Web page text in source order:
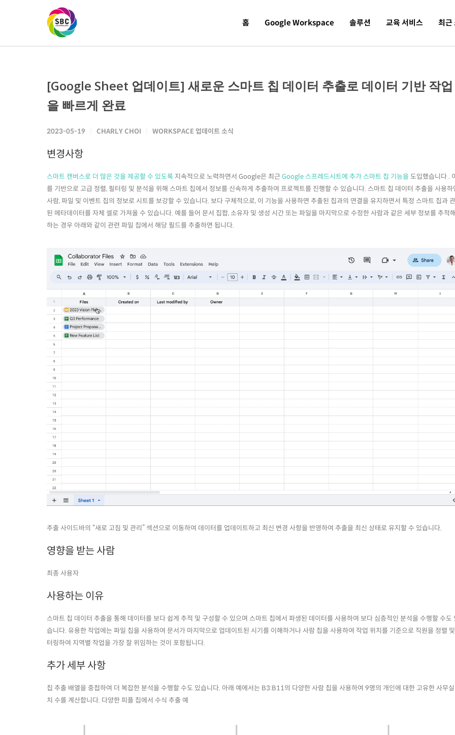
홈 Google Workspace 솔루션 교육 서비스 최근
[Google Sheet 업데이트] 새로운 스마트 칩 데이터 추출로 데이터 기반 작업
을 빠르게 완료
2023-05-19 CHARLY CHOI WORKSPACE 업데이트 소식
변경사항
스마트 캔버스로 더 많은 것을 제공할 수 있도록 지속적으로 노력하면서 Google은 최근 Google 스프레드시트에 추가 스마트 칩 기능을 도입했습니다 .
를 기반으로 고급 정렬, 필터링 및 분석을 위해 스마트 칩에서 정보를 신속하게 추출하여 프로젝트를 진행할 수 있습니다. 스마트 칩 데이터 추출을 사용하
사람, 파일 및 이벤트 칩의 정보로 시트를 보강할 수 있습니다. 보다 구체적으로, 이 기능을 사용하면 추출된 칩과의 연결을 유지하면서 특정 스마트 칩과
된 메타데이터를 자체 셀로 가져올 수 있습니다. 예를 들어 문서 집합, 소유자 및 생성 시간 또는 파일을 마지막으로 수정한 사람과 같은 세부 정보를 추적
하는 경우 아래와 같이 관련 파일 칩에서 해당 필드를 추출하면 됩니다.
추출 사이드바의 “새로 고침 및 관리” 섹션으로 이동하여 데이터를 업데이트하고 최신 변경 사항을 반영하여 추출을 최신 상태로 유지할 수 있습니다.
영향을 받는 사람
최종 사용자
사용하는 이유
스마트 칩 데이터 추출을 통해 데이터를 보다 쉽게 ​​추적 및 구성할 수 있으며 스마트 칩에서 파생된 데이터를 사용하여 보다 심층적인 분석을 수행할 수도
습니다. 유용한 작업에는 파일 칩을 사용하여 문서가 마지막으로 업데이트된 시기를 이해하거나 사람 칩을 사용하여 작업 위치를 기준으로 직원을 정렬
터링하여 지역별 작업을 가장 잘 위임하는 것이 포함됩니다.
추가 세부 사항
칩 추출 배열을 중첩하여 더 복잡한 분석을 수행할 수도 있습니다. 아래 예에서는 B3:B11의 다양한 사람 칩을 사용하여 9명의 개인에 대한 고유한 사무
치 수를 계산합니다. 다양한 피플 칩에서 수식 추출 예